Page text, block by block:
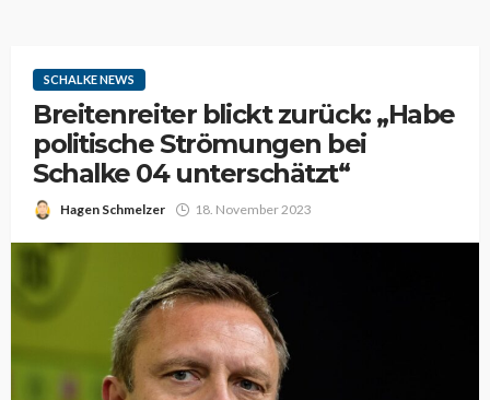
SCHALKE NEWS
Breitenreiter blickt zurück: „Habe
politische Strömungen bei
Schalke 04 unterschätzt“
Hagen Schmelzer 18. November 2023